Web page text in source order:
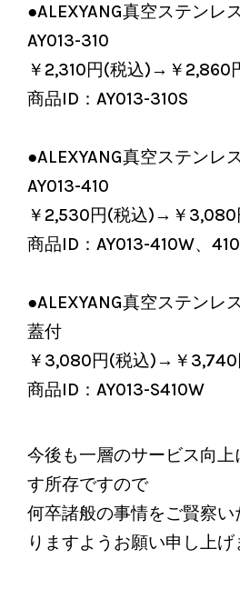
●ALEXYANG真空ステンレ
AY013-310
￥2,310円(税込)→￥2,860
商品ID：AY013-310S
●ALEXYANG真空ステンレ
AY013-410
￥2,530円(税込)→￥3,080
商品ID：AY013-410W、
●ALEXYANG真空ステンレ
蓋付
￥3,080円(税込)→￥3,740
商品ID：AY013-S410W
今後も一層のサービス向上
す所存ですので
何卒諸般の事情をご賢察
りますようお願い申し上げ